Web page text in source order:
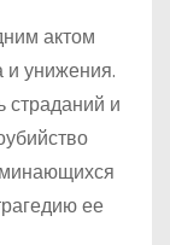
актом
и унижения.
страданий и
ее